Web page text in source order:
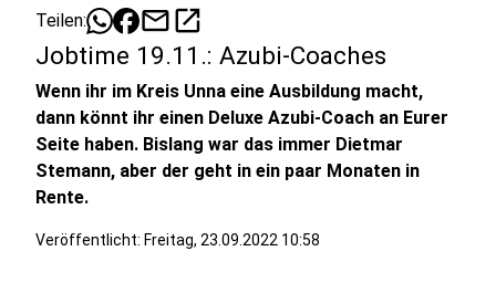
Teilen: mailopen_in_new
Jobtime 19.11.: Azubi-Coaches
Wenn ihr im Kreis Unna eine Ausbildung macht,
dann könnt ihr einen Deluxe Azubi-Coach an Eurer
Seite haben. Bislang war das immer Dietmar
Stemann, aber der geht in ein paar Monaten in
Rente.
Veröffentlicht: Freitag, 23.09.2022 10:58